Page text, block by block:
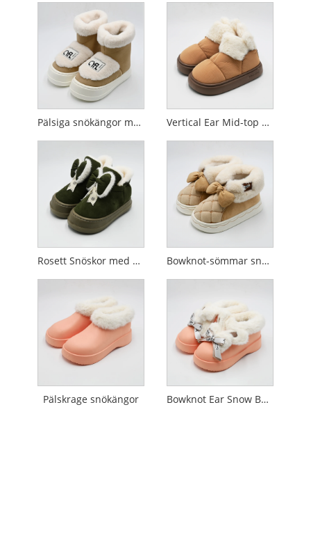
Pälsiga snökängor med hög topp Vertical Ear Mid-top Snow Boots
Rosett Snöskor med halvtopp Bowknot-sömmar snöstövlar med låg topp
Pälskrage snökängor Bowknot Ear Snow Boots